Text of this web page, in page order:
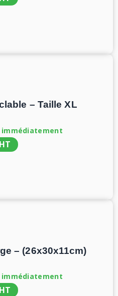
– Taille XL
immédiatement
HT
– (26x30x11cm​)
immédiatement
HT